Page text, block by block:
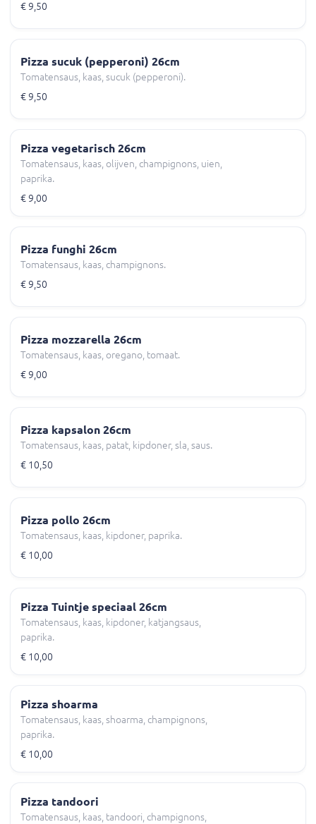
€ 9,50
Pizza sucuk (pepperoni) 26cm
Tomatensaus, kaas, sucuk (pepperoni).
€ 9,50
Pizza vegetarisch 26cm
Tomatensaus, kaas, olijven, champignons, uien,
paprika.
€ 9,00
Pizza funghi 26cm
Tomatensaus, kaas, champignons.
€ 9,50
Pizza mozzarella 26cm
Tomatensaus, kaas, oregano, tomaat.
€ 9,00
Pizza kapsalon 26cm
Tomatensaus, kaas, patat, kipdoner, sla, saus.
€ 10,50
Pizza pollo 26cm
Tomatensaus, kaas, kipdoner, paprika.
€ 10,00
Pizza Tuintje speciaal 26cm
Tomatensaus, kaas, kipdoner, katjangsaus,
paprika.
€ 10,00
Pizza shoarma
Tomatensaus, kaas, shoarma, champignons,
paprika.
€ 10,00
Pizza tandoori
Tomatensaus, kaas, tandoori, champignons,